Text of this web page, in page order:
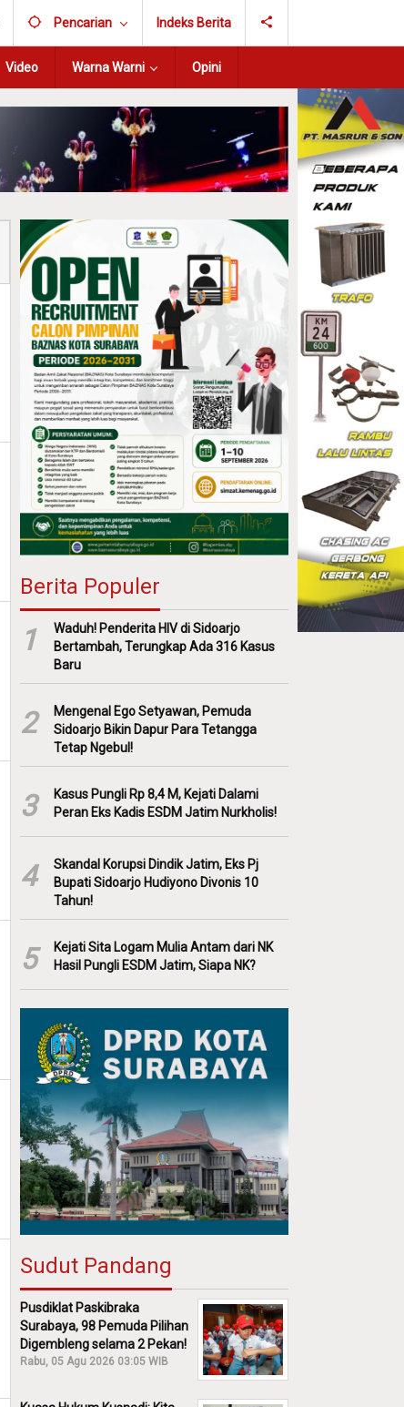
Pencarian Indeks Berita
Video Warna Warni Opini
Berita Populer
1
Waduh! Penderita HIV di Sidoarjo
Bertambah, Terungkap Ada 316 Kasus
Baru
2
Mengenal Ego Setyawan, Pemuda
Sidoarjo Bikin Dapur Para Tetangga
Tetap Ngebul!
3
Kasus Pungli Rp 8,4 M, Kejati Dalami
Peran Eks Kadis ESDM Jatim Nurkholis!
4
Skandal Korupsi Dindik Jatim, Eks Pj
Bupati Sidoarjo Hudiyono Divonis 10
Tahun!
5
Kejati Sita Logam Mulia Antam dari NK
Hasil Pungli ESDM Jatim, Siapa NK?
Sudut Pandang
Pusdiklat Paskibraka
Surabaya, 98 Pemuda Pilihan
Digembleng selama 2 Pekan!
Rabu, 05 Agu 2026 03:05 WIB